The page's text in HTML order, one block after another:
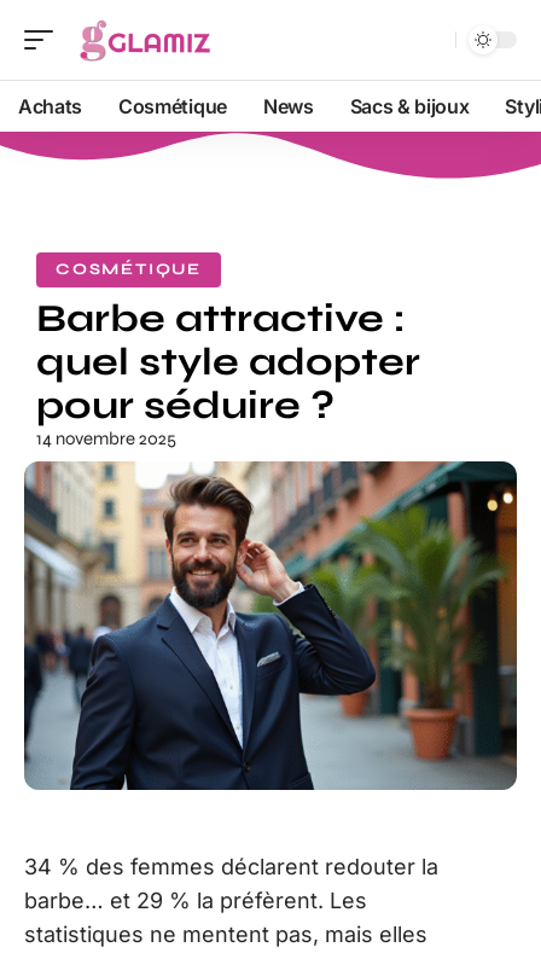
Achats Cosmétique News Sacs & bijoux
COSMÉTIQUE
Barbe attractive :
quel style adopter
pour séduire ?
14 novembre 2025
34 % des femmes déclarent redouter la
barbe… et 29 % la préfèrent. Les
statistiques ne mentent pas, mais elles